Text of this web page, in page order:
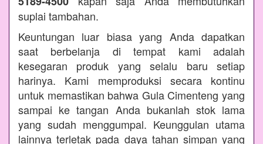
suplai tambahan.
Keuntungan luar biasa yang Anda dapatkan
saat berbelanja di tempat kami adalah
kesegaran produk yang selalu baru setiap
harinya. Kami memproduksi secara kontinu
untuk memastikan bahwa Gula Cimenteng yang
sampai ke tangan Anda bukanlah stok lama
yang sudah menggumpal. Keunggulan utama
lainnya terletak pada daya tahan simpan yang